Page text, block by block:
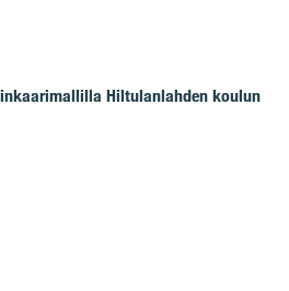
Hiltulanlahden koulun